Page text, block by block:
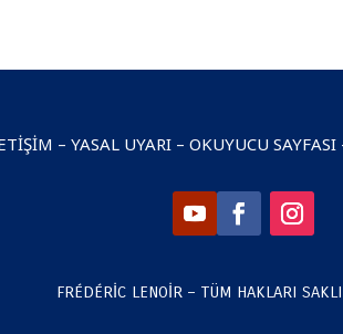
– YASAL UYARI– OKUYUCU SAYFASI